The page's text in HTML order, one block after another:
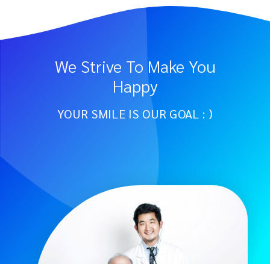
We Strive To Make You
Happy
YOUR SMILE IS OUR GOAL : )